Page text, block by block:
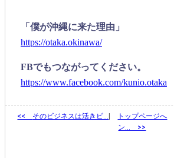
「僕が沖縄に来た理由」
https://otaka.okinawa/
FBでもつながってください。
https://www.facebook.com/kunio.otaka
<< そのビジネスは活きビ… トップページへ
ン… >>